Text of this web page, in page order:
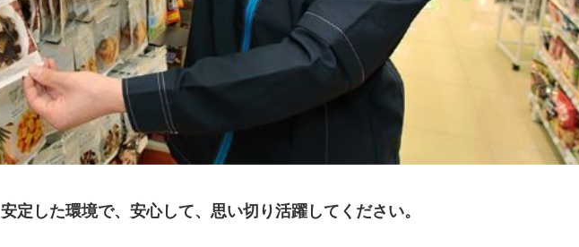
定した環境で、安心して、思い切り活躍してください。